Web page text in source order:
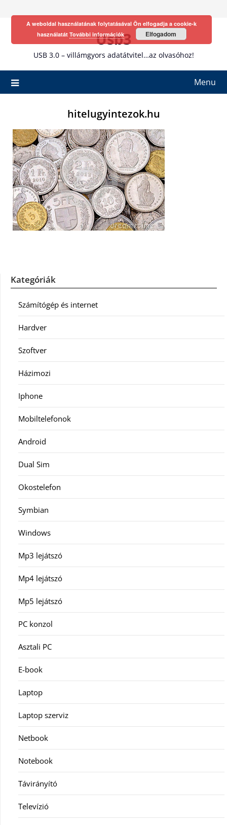
Usb3
USB 3.0 – villámgyors adatátvitel…az olvasóhoz!
Menu
hitelugyintezok.hu
Kategóriák
Számítógép és internet
Hardver
Szoftver
Házimozi
Iphone
Mobiltelefonok
Android
Dual Sim
Okostelefon
Symbian
Windows
Mp3 lejátszó
Mp4 lejátszó
Mp5 lejátszó
PC konzol
Asztali PC
E-book
Laptop
Laptop szerviz
Netbook
Notebook
Távirányító
Televízió
A weboldal használatának folytatásával Ön elfogadja a cookie-k
használatát További információk Elfogadom